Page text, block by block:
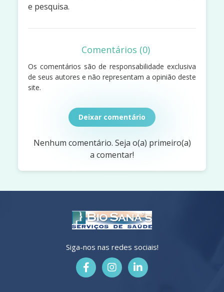
e pesquisa.
Comentários (0)
Os comentários são de responsabilidade exclusiva
de seus autores e não representam a opinião deste
site.
Deixar comentário
Nenhum comentário. Seja o(a) primeiro(a)
a comentar!
Siga-nos nas redes sociais!